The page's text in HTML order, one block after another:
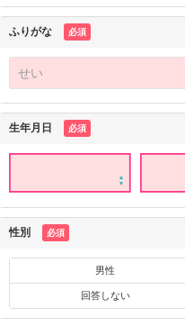
ふりがな 必須
生年月日 必須
性別 必須
男性
回答しない